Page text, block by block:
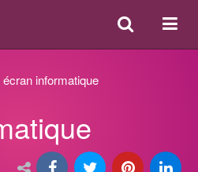
ou
Search
écran informatique